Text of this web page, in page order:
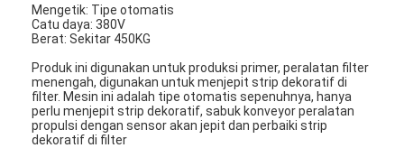
Mengetik: Tipe otomatis
Catu daya: 380V
Berat: Sekitar 450KG
Produk ini digunakan untuk produksi primer, peralatan filter
menengah, digunakan untuk menjepit strip dekoratif di
filter. Mesin ini adalah tipe otomatis sepenuhnya, hanya
perlu menjepit strip dekoratif, sabuk konveyor peralatan
propulsi dengan sensor akan jepit dan perbaiki strip
dekoratif di filter